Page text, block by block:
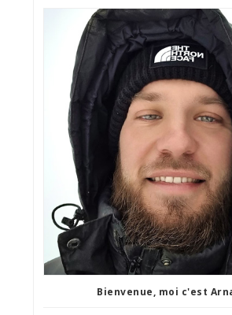
Bienvenue, moi c'est